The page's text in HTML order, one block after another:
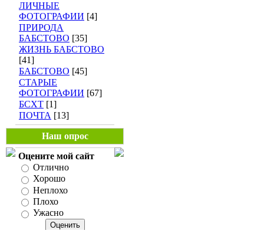
ЛИЧНЫЕ
ФОТОГРАФИИ [4]
ПРИРОДА
БАБСТОВО [35]
ЖИЗНЬ БАБСТОВО
[41]
БАБСТОВО [45]
СТАРЫЕ
ФОТОГРАФИИ [67]
БСХТ [1]
ПОЧТА [13]
Наш опрос
Оцените мой сайт
Отлично
Хорошо
Неплохо
Плохо
Ужасно